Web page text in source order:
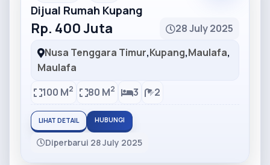
Dijual Rumah Kupang
Rp. 400 Juta
28 July 2025
Nusa Tenggara Timur,Kupang,Maulafa,
Maulafa
100 M2 80 M2 3 2
LIHAT DETAIL HUBUNGI
Diperbarui 28 July 2025